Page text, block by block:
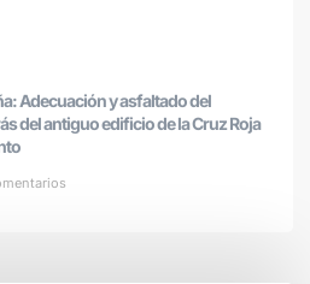
Adecuación y asfaltado del
del antiguo edificio de la Cruz Roja